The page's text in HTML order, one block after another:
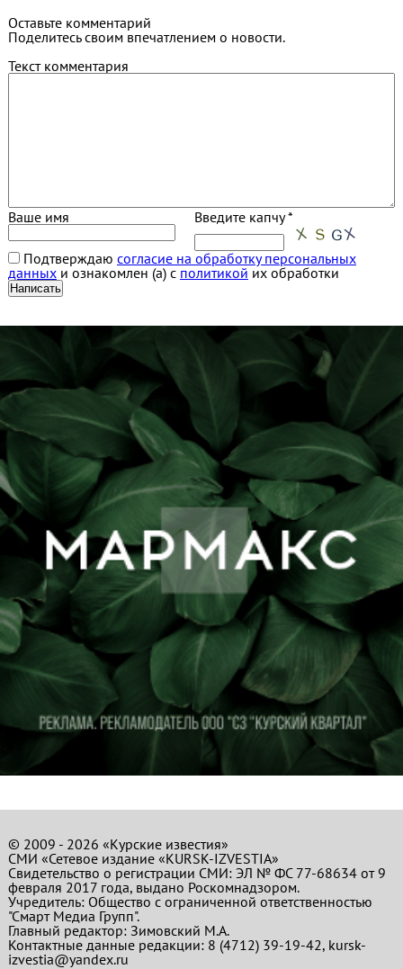
Оставьте комментарий
Поделитесь своим впечатлением о новости.
Текст комментария
Ваше имя Введите капчу *
Подтверждаю согласие на обработку персональных
данныхи ознакомлен (а) с политикой их обработки
© 2009 - 2026 «Курские известия»
СМИ «Сетевое издание «KURSK-IZVESTIA»
Свидетельство о регистрации СМИ: ЭЛ № ФС 77-68634 от 9
февраля 2017 года, выдано Роскомнадзором.
Учредитель: Общество с ограниченной ответственностью
"Смарт Медиа Групп".
Главный редактор:Зимовский М.А.
Контактные данные редакции: 8 (4712) 39-19-42, kursk-
izvestia@yandex.ru